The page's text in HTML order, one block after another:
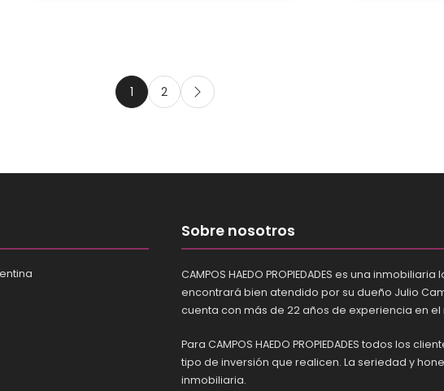
1 2
Sobre nosotros
CAMPOS HAEDO PROPIEDADES es una
encontrará bien atendido por su dueño Julio
cuenta con más de 22 años de experiencia en
Para CAMPOS HAEDO PROPIEDADES todos los
tipo de inversión que realicen. La seriedad y
inmobiliaria.